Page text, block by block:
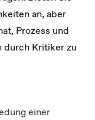
an, aber
Prozess und
durch Kritiker zu
einer